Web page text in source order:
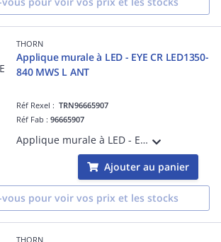
THORN
Applique murale à LED - EYE CR LED1350-
840 MWS L ANT
Réf Rexel :TRN96665907
Réf Fab :96665907
Applique murale à LED - EYE CR LED1350-840 MWS L ANT - Accessoire pour installation d'éclairage ¿ 16W ¿ 4000K ¿ IP65 ¿ version détection
Ajouter au panier
vous pour voir vos prix et les stocks
THORN